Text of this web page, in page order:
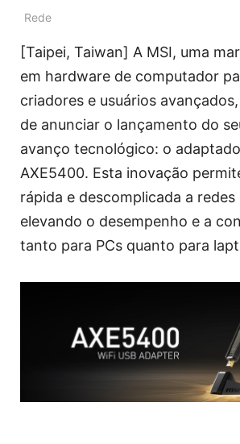
Rede
[Taipei, Taiwan] A MSI, uma
em hardware de computador
criadores e usuários
de anunciar o lançamento do
avanço tecnológico: o
AXE5400. Esta inovação
rápida e descomplicada a redes
elevando o desempenho e a
tanto para PCs quanto para